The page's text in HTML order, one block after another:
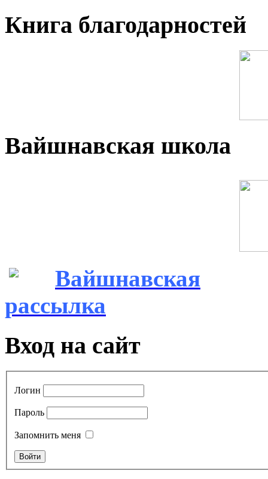
Книга благодарностей
Вайшнавская школа
Вайшнавская
рассылка
Вход на сайт
Логин
Пароль
Запомнить меня